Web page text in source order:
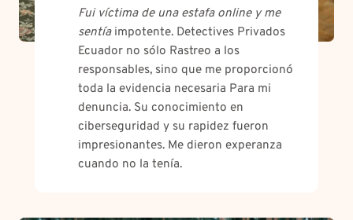
Fui víctima de una estafa online y me
sentía impotente. Detectives Privados
Ecuador no sólo Rastreo a los
responsables, sino que me proporcionó
toda la evidencia necesaria Para mi
denuncia. Su conocimiento en
ciberseguridad y su rapidez fueron
impresionantes. Me dieron experanza
cuando no la tenía.